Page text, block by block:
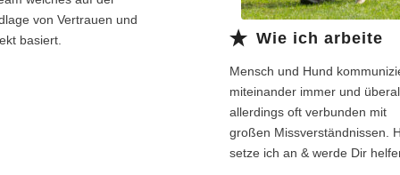
von Vertrauen und
basiert.
Wie ich arbeite
Mensch und Hund
miteinander immer und
allerdings oft verbunden mit
großen Missverständnissen.
setze ich an & werde Dir